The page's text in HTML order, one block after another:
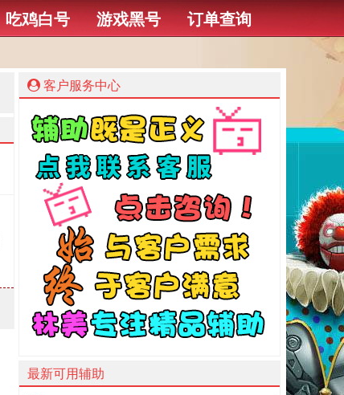
吃鸡白号 游戏黑号 订单查询
客户服务中心
最新可用辅助